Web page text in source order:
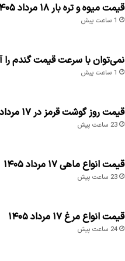
قیمت میوه و تره بار ۱۸ مرداد ۱۴۰۵
1 ساعت پیش
نمی‌توان با سرعت قیمت گندم را
1 ساعت پیش
قیمت روز گوشت قرمز در ۱۷ مرداد ۱۴۰۵
23 ساعت پیش
قیمت انواع ماهی ۱۷ مرداد ۱۴۰۵
23 ساعت پیش
قیمت انواع مرغ ۱۷ مرداد ۱۴۰۵
24 ساعت پیش